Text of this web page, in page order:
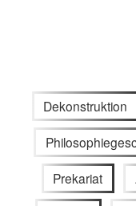
Dekonstruktion
Prekariat